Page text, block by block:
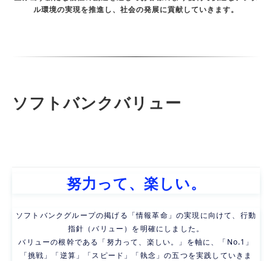
ル環境の実現を推進し、社会の発展に貢献していきます。
ソフトバンクバリュー
努力って、楽しい。
ソフトバンクグループの掲げる「情報革命」の実現に向けて、行動
指針（バリュー）を明確にしました。
バリューの根幹である「努力って、楽しい。」を軸に、「No.1」
「挑戦」「逆算」「スピード」「執念」の五つを実践していきま